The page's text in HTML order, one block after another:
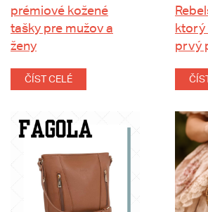
prémiové kožené
tašky pre mužov a
ženy
ČÍST CELÉ
ktorý
prvý